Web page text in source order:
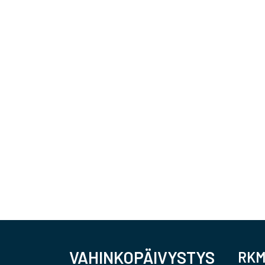
VAHINKOPÄIVYSTYS